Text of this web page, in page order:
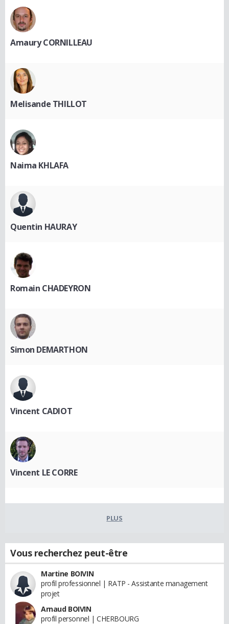
Amaury CORNILLEAU
Melisande THILLOT
Naima KHLAFA
Quentin HAURAY
Romain CHADEYRON
Simon DEMARTHON
Vincent CADIOT
Vincent LE CORRE
PLUS
Vous recherchez peut-être
Martine BOIVIN
profil professionnel | RATP - Assistante management
projet
Arnaud BOIVIN
profil personnel | CHERBOURG